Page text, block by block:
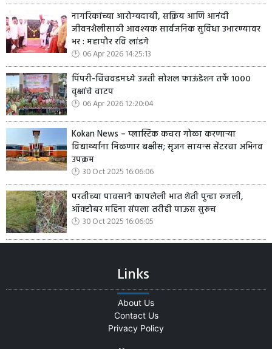
नागरिकांच्या आरोग्यदायी, सक्रिय आणि आनंदी
जीवनशैलीसाठी आवश्यक सार्वजनिक सुविधा उभारण्यावर
भर : महापौर रवि लांडगे
06 Apr 2026 14:25:13
पिंपरी-चिंचवडमध्ये उन्नती सोशल फाऊंडेशन तर्फे १०००
वृक्षांचे वाटप
06 Apr 2026 12:20:04
Kokan News – प्लास्टिक कचरा गोळा करणाऱ्या
विद्यार्थ्यांना मिळणार बक्षीस; सृजन सायन्स सेंटरचा अभिनव
उपक्रम
30 Oct 2025 16:06:06
परतीच्या पावसाने कापलेली भात शेती पुन्हा रुजली,
ऑक्टोबर महिना संपला तरीही पाऊस सुरूच
30 Oct 2025 16:06:05
Links
About Us
Contact Us
Privacy Policy